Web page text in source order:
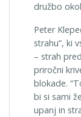
družbo
Peter
strahu”, ki
– strah
priročni
blokade.
bi si sami
upanj in